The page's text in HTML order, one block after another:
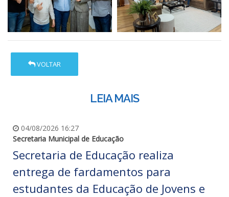
VOLTAR
LEIA MAIS
04/08/2026 16:27
Secretaria Municipal de Educação
Secretaria de Educação realiza
entrega de fardamentos para
estudantes da Educação de Jovens e